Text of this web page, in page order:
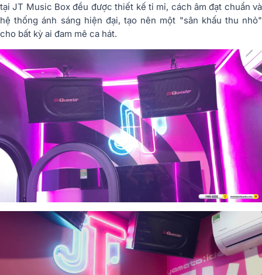
tại JT Music Box đều được thiết kế tỉ mỉ, cách âm đạt chuẩn và
hệ thống ánh sáng hiện đại, tạo nên một "sân khấu thu nhỏ"
cho bất kỳ ai đam mê ca hát.